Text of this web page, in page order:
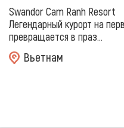
Swandor Cam Ranh Resort
Легендарный курорт на
превращается в праз...
Вьетнам